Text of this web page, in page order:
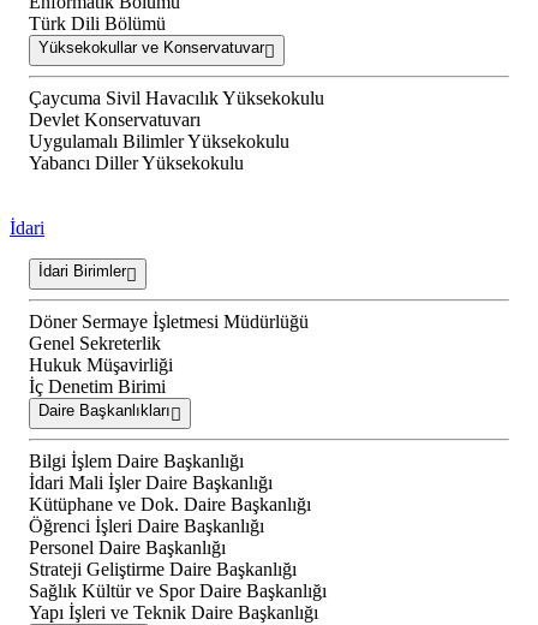
Türk Dili Bölümü
Yüksekokullar ve Konservatuvar
Çaycuma Sivil Havacılık Yüksekokulu
Devlet Konservatuvarı
Uygulamalı Bilimler Yüksekokulu
Yabancı Diller Yüksekokulu
İdari
İdari Birimler
Döner Sermaye İşletmesi Müdürlüğü
Genel Sekreterlik
Hukuk Müşavirliği
İç Denetim Birimi
Daire Başkanlıkları
Bilgi İşlem Daire Başkanlığı
İdari Mali İşler Daire Başkanlığı
Kütüphane ve Dok. Daire Başkanlığı
Öğrenci İşleri Daire Başkanlığı
Personel Daire Başkanlığı
Strateji Geliştirme Daire Başkanlığı
Sağlık Kültür ve Spor Daire Başkanlığı
Yapı İşleri ve Teknik Daire Başkanlığı